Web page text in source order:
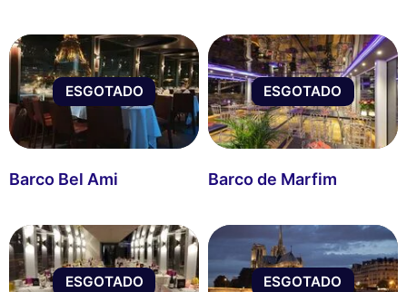
ESGOTADO
Barco Bel Ami
ESGOTADO
Barco de Marfim
ESGOTADO ESGOTADO